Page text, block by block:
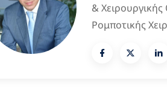
&
Ρομποτικής